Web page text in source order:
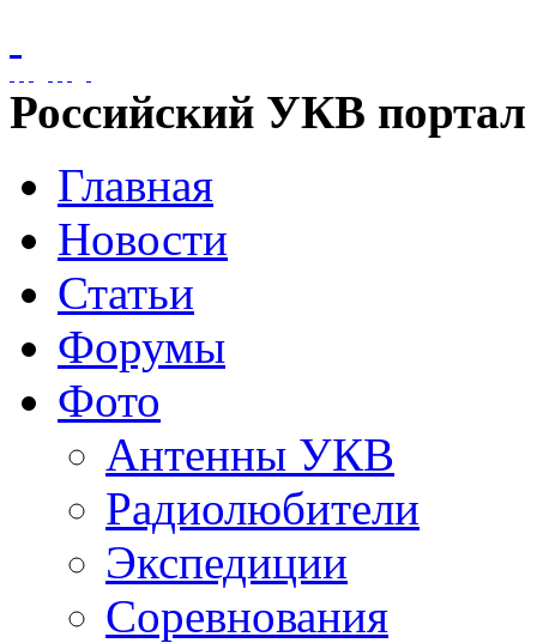
Российский УКВ портал
Главная
Новости
Статьи
Форумы
Фото
Антенны УКВ
Радиолюбители
Экспедиции
Соревнования